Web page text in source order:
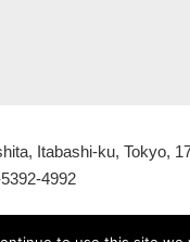
Itabashi-ku, Tokyo,
4992